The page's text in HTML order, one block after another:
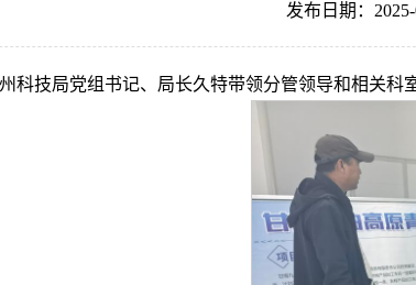
发布日期：
科技局党组书记、局长久特带领分管领导和相关